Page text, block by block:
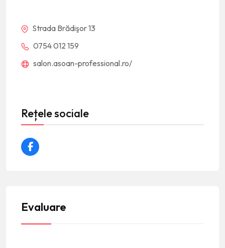
Strada Brădişor 13
0754 012 159
salon.asoan-professional.ro/
Rețele sociale
Evaluare